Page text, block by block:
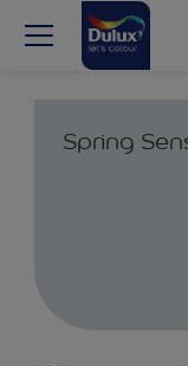
Spring